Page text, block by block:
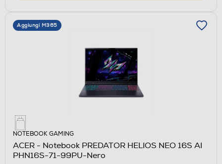
Aggiungi M365
NOTEBOOK GAMING
ACER - Notebook PREDATOR HELIOS NEO 16S AI
PHN16S-71-99PU-Nero